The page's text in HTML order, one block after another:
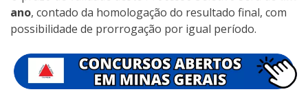
ano, contado da homologação do resultado final, com
possibilidade de prorrogação por igual período.